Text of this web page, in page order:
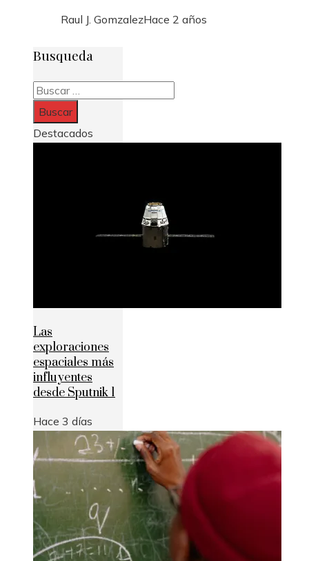
Raul J. GomzalezHace 2 años
Busqueda
Buscar:
Destacados
Las
exploraciones
espaciales más
influyentes
desde Sputnik 1
Hace 3 días